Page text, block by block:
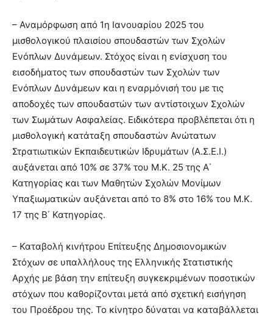
– Αναμόρφωση από 1η Ιανουαρίου 2025 του
μισθολογικού πλαισίου σπουδαστών των Σχολών
Ενόπλων Δυνάμεων. Στόχος είναι η ενίσχυση του
εισοδήματος των σπουδαστών των Σχολών των
Ενόπλων Δυνάμεων και η εναρμόνισή του με τις
αποδοχές των σπουδαστών των αντίστοιχων Σχολών
των Σωμάτων Ασφαλείας. Ειδικότερα προβλέπεται ότι η
μισθολογική κατάταξη σπουδαστών Ανώτατων
Στρατιωτικών Εκπαιδευτικών Ιδρυμάτων (Α.Σ.Ε.Ι.)
αυξάνεται από 10% σε 37% του Μ.Κ. 25 της Α΄
Κατηγορίας και των Μαθητών Σχολών Μονίμων
Υπαξιωματικών αυξάνεται από το 8% στο 16% του Μ.Κ.
17 της Β΄ Κατηγορίας.
– Καταβολή κινήτρου Επίτευξης Δημοσιονομικών
Στόχων σε υπαλλήλους της Ελληνικής Στατιστικής
Αρχής με βάση την επίτευξη συγκεκριμένων ποσοτικών
στόχων που καθορίζονται μετά από σχετική εισήγηση
του Προέδρου της. Το κίνητρο δύναται να καταβάλλεται